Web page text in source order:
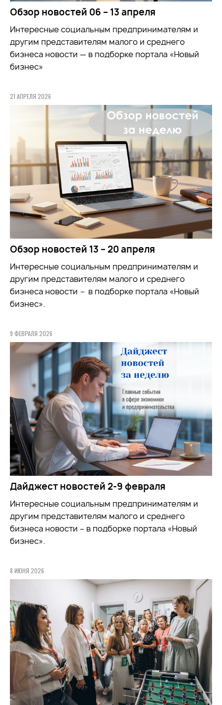
Обзор новостей 06 – 13 апреля
Интересные социальным предпринимателям и
другим представителям малого и среднего
бизнеса новости — в подборке портала «Новый
бизнес»
21 АПРЕЛЯ 2026
Обзор новостей 13 – 20 апреля
Интересные социальным предпринимателям и
другим представителям малого и среднего
бизнеса новости – в подборке портала «Новый
бизнес».
9 ФЕВРАЛЯ 2026
Дайджест новостей 2-9 февраля
Интересные социальным предпринимателям и
другим представителям малого и среднего
бизнеса новости – в подборке портала «Новый
бизнес».
8 ИЮНЯ 2026